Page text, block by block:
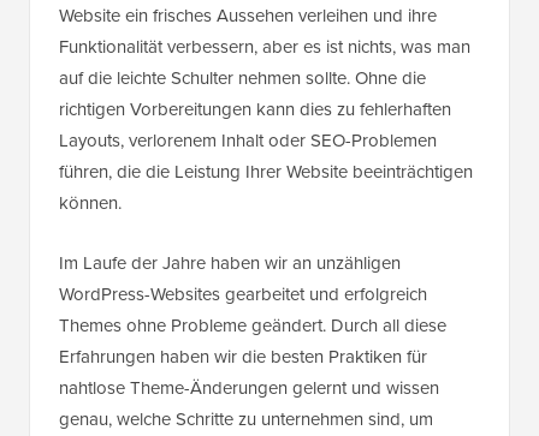
Website ein frisches Aussehen verleihen und ihre
Funktionalität verbessern, aber es ist nichts, was man
auf die leichte Schulter nehmen sollte. Ohne die
richtigen Vorbereitungen kann dies zu fehlerhaften
Layouts, verlorenem Inhalt oder SEO-Problemen
führen, die die Leistung Ihrer Website beeinträchtigen
können.
Im Laufe der Jahre haben wir an unzähligen
WordPress-Websites gearbeitet und erfolgreich
Themes ohne Probleme geändert. Durch all diese
Erfahrungen haben wir die besten Praktiken für
nahtlose Theme-Änderungen gelernt und wissen
genau, welche Schritte zu unternehmen sind, um